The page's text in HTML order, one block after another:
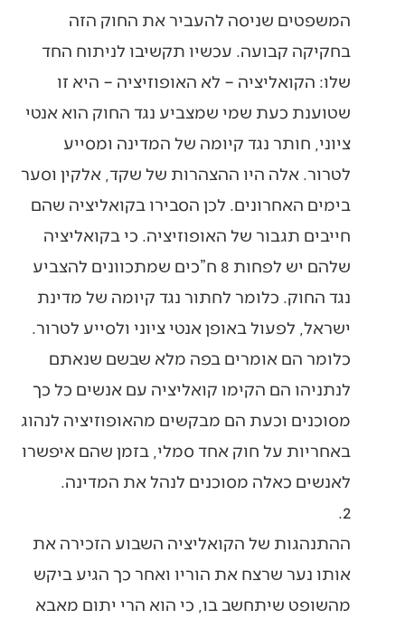
המשפטים שניסה להעביר את החוק הזה
בחקיקה קבועה. עכשיו תקשיבו לניתוח החד
שלו: הקואליציה – לא האופוזיציה – היא זו
שטוענת כעת שמי שמצביע נגד החוק הוא אנטי
ציוני, חותר נגד קיומה של המדינה ומסייע
לטרור. אלה היו ההצהרות של שקד, אלקין וסער
בימים האחרונים. לכן הסבירו בקואליציה שהם
חייבים תגבור של האופוזיציה. כי בקואליציה
שלהם יש לפחות 8 ח”כים שמתכוונים להצביע
נגד החוק. כלומר לחתור נגד קיומה של מדינת
ישראל, לפעול באופן אנטי ציוני ולסייע לטרור.
כלומר הם אומרים בפה מלא שבשם שנאתם
לנתניהו הם הקימו קואליציה עם אנשים כל כך
מסוכנים וכעת הם מבקשים מהאופוזיציה לנהוג
באחריות על חוק אחד סמלי, בזמן שהם איפשרו
לאנשים כאלה מסוכנים לנהל את המדינה.
2.
ההתנהגות של הקואליציה השבוע הזכירה את
אותו נער שרצח את הוריו ואחר כך הגיע ביקש
מהשופט שיתחשב בו, כי הוא הרי יתום מאבא